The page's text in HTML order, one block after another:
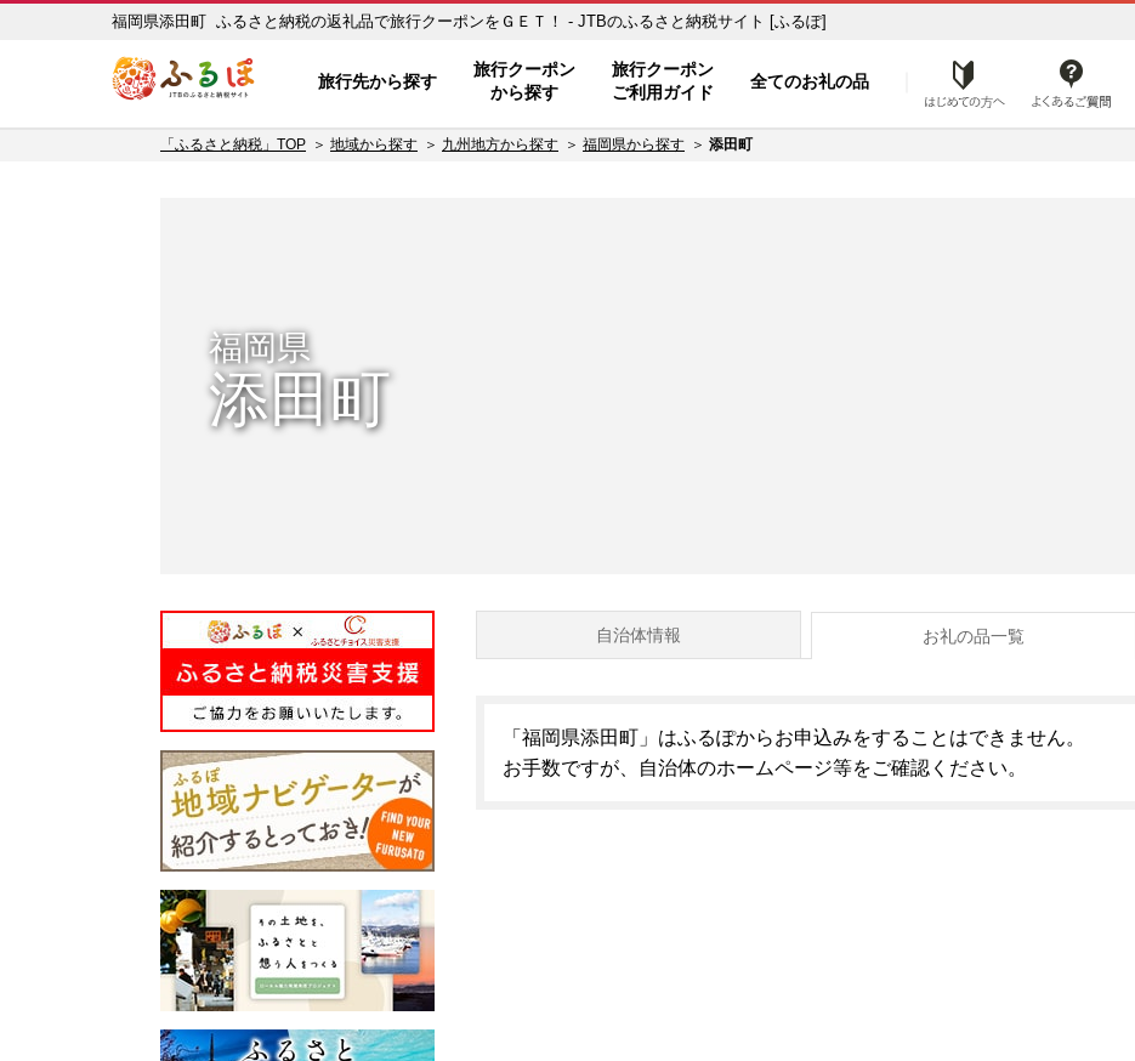
福岡県添田町 ふるさと納税の返礼品で旅行クーポンをＧＥＴ！ - JTBのふるさと納税サイト [ふるぽ]
旅行先から探す
旅行クーポン
から探す
旅行クーポン
ご利用ガイド
全てのお礼の品 はじめての方へ
「ふるさと納税」TOP 地域から探す 九州地方から探す 福岡県から探す 添田町
福岡県
添田町
自治体情報 お礼の品一覧
「福岡県添田町」はふるぽからお申込みをすることはできません。
お手数ですが、自治体のホームページ等をご確認ください。